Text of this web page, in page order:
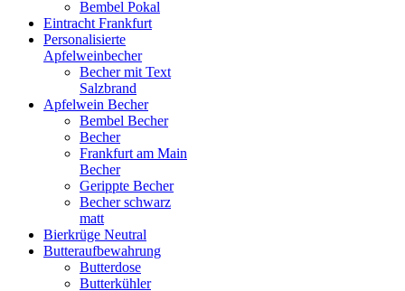
Bembel Pokal
Eintracht Frankfurt
Personalisierte
Apfelweinbecher
Becher mit Text
Salzbrand
Apfelwein Becher
Bembel Becher
Becher
Frankfurt am Main
Becher
Gerippte Becher
Becher schwarz
matt
Bierkrüge Neutral
Butteraufbewahrung
Butterdose
Butterkühler